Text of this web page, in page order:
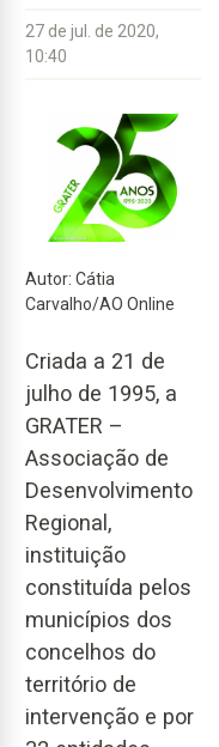
27 de jul. de 2020,
10:40
Autor: Cátia
Carvalho/AO Online
Criada a 21 de
julho de 1995, a
GRATER –
Associação de
Desenvolvimento
Regional,
instituição
constituída pelos
municípios dos
concelhos do
território de
intervenção e por